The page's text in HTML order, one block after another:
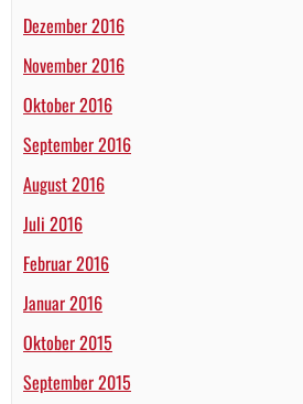
Dezember 2016
November 2016
Oktober 2016
September 2016
August 2016
Juli 2016
Februar 2016
Januar 2016
Oktober 2015
September 2015